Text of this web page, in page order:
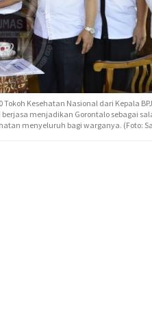
Kesehatan Nasional dari Kepala
berjasa menjadikan Gorontalo sebagai
menyeluruh bagi warganya. (Foto: